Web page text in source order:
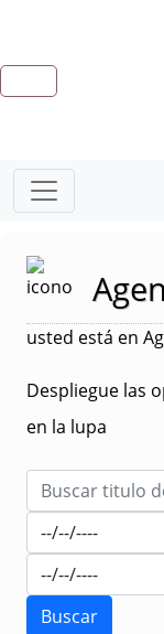
usted está en
Despliegue las
en la lupa